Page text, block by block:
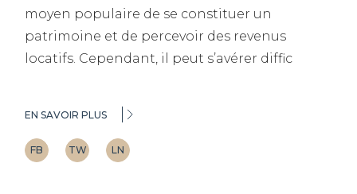
moyen populaire de se constituer un
patrimoine et de percevoir des revenus
locatifs. Cependant, il peut s’avérer diffic
EN SAVOIR PLUS
FB TW LN